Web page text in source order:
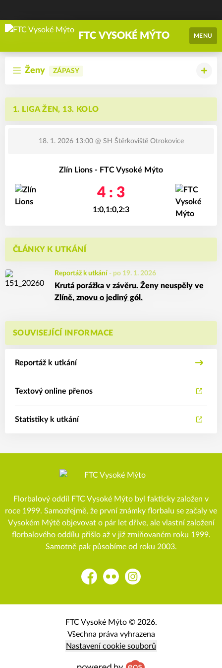
FTC VYSOKÉ MÝTO MENU
Ženy ZÁPASY
1. LIGA ŽEN, 13. KOLO
18. 1. 2026 13:00@ SH Štěrkoviště Otrokovice
Zlín Lions - FTC Vysoké Mýto
4 : 3
1:0,1:0,2:3
ČLÁNKY K UTKÁNÍ
Reportáž k utkání - po 19. 1. 2026
Krutá porážka v závěru. Ženy neuspěly ve
Zlíně, znovu o jediný gól.
SOUVISEJÍCÍ INFORMACE
Reportáž k utkání
Textový online přenos
Statistiky k utkání
Florbalový oddíl FTC Vysoké Mýto byl fakticky založen v
roce 1999. Samozřejmě, že první známky florbalu se začaly ve
Vysokém Mýtě objevovat o pár let dříve, ale vlastní založení
florbalového oddílu přišlo až v již zmiňovaném roku 1999.
Samotně pak působíme od roku 2003.
FacebookFlickr Instagram
FTC Vysoké Mýto © 2026.
Všechna práva vyhrazena
Nastavení cookie souborů